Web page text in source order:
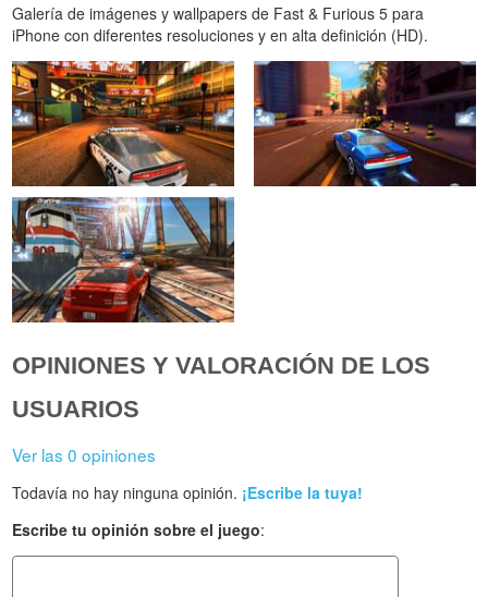
Galería de imágenes y wallpapers de Fast & Furious 5 para
iPhone con diferentes resoluciones y en alta definición (HD).
OPINIONES Y VALORACIÓN DE LOS
USUARIOS
Ver las 0 opiniones
Todavía no hay ninguna opinión. ¡Escribe la tuya!
Escribe tu opinión sobre el juego: